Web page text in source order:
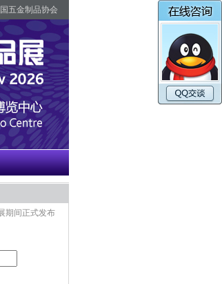
五金制品协会
期间正式发布